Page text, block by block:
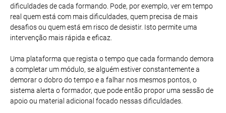
dificuldades de cada formando. Pode, por exemplo, ver em tempo
real quem está com mais dificuldades, quem precisa de mais
desafios ou quem está em risco de desistir. Isto permite uma
intervenção mais rápida e eficaz.
Uma plataforma que regista o tempo que cada formando demora
a completar um módulo, se alguém estiver constantemente a
demorar o dobro do tempo e a falhar nos mesmos pontos, o
sistema alerta o formador, que pode então propor uma sessão de
apoio ou material adicional focado nessas dificuldades.